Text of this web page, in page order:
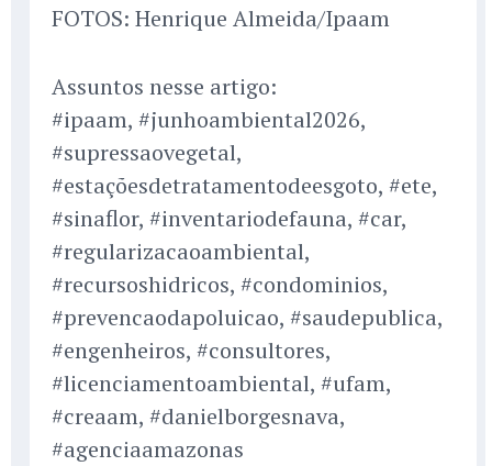
FOTOS: Henrique Almeida/Ipaam
Assuntos nesse artigo:
#ipaam, #junhoambiental2026,
#supressaovegetal,
#estaçõesdetratamentodeesgoto, #ete,
#sinaflor, #inventariodefauna, #car,
#regularizacaoambiental,
#recursoshidricos, #condominios,
#prevencaodapoluicao, #saudepublica,
#engenheiros, #consultores,
#licenciamentoambiental, #ufam,
#creaam, #danielborgesnava,
#agenciaamazonas